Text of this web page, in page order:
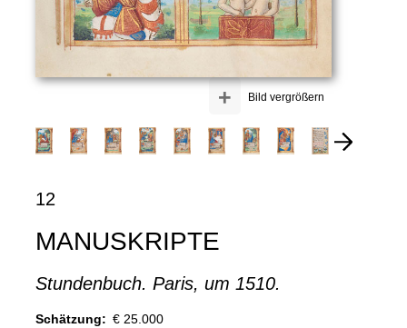
Bild vergrößern
+
12
MANUSKRIPTE
Stundenbuch. Paris, um 1510.
Schätzung: € 25.000